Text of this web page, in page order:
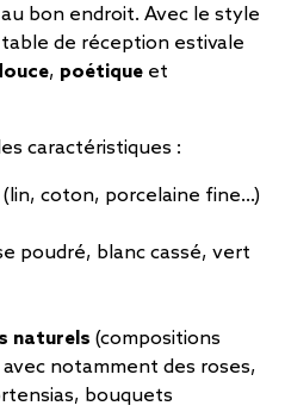
bon endroit. Avec le style
de réception estivale
, poétique et
caractéristiques :
(lin, coton, porcelaine fine…)
poudré, blanc cassé, vert
naturels (compositions
notamment des roses,
bouquets